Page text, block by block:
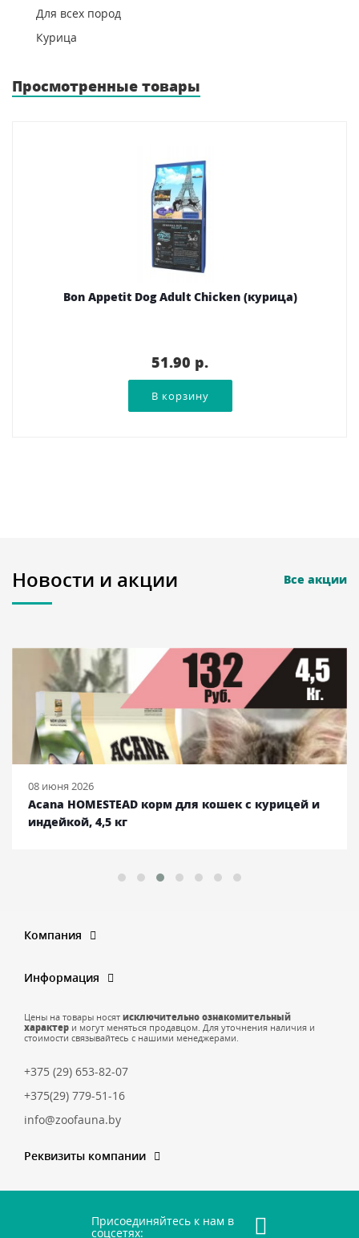
Для всех пород
Курица
Просмотренные товары
Bon Appetit Dog Adult Chicken (курица)
51.90 p.
Новости и акции Все акции
08 июня 2026
Acana HOMESTEAD корм для кошек с курицей и
индейкой, 4,5 кг
Компания
Информация
Цены на товары носят исключительно ознакомительный
характер и могут меняться продавцом. Для уточнения наличия и
стоимости связывайтесь с нашими менеджерами.
+375 (29) 653-82-07
+375(29) 779-51-16
info@zoofauna.by
Реквизиты компании
Присоединяйтесь к нам в
соцсетях: